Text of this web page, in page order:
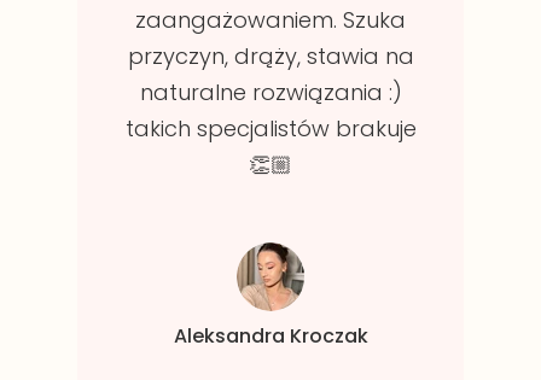
zaangażowaniem. Szuka
przyczyn, drąży, stawia na
naturalne rozwiązania :)
takich specjalistów brakuje
👏🏼
Aleksandra Kroczak